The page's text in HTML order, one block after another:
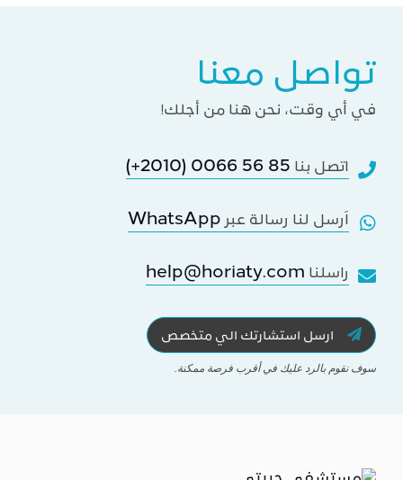
تواصل معنا
في أي وقت، نحن هنا من أجلك!
اتصل بنا (+2010) 0066 56 85
اَرسل لنا رسالة عبر WhatsApp
راسلنا help@horiaty.com
ارسل استشارتك الي متخصص
سوف نقوم بالرد عليك في أقرب فرصة ممكنة.